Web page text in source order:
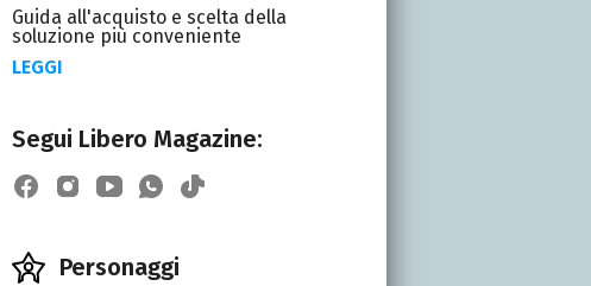
Guida all'acquisto e scelta della
soluzione più conveniente
LEGGI
Segui Libero Magazine:
Personaggi